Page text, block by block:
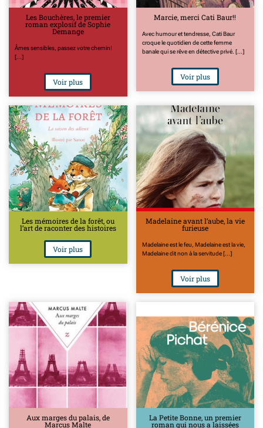
Les Bouchères, le premier
roman explosif de Sophie
Demange
Âmes sensibles, passez votre chemin!
[...]
Voir plus
Marcie, merci Cati Baur!!
Avec humour et tendresse, Cati Baur
croque le quotidien de cette femme
banale qui se rêve en détective privé. [...]
Voir plus
Les mémoires de la forêt, ou
l’art de raconter des histoires
Voir plus
Madelaine avant l’aube, la vie
furieuse
Madelaine est le feu, Madelaine est la vie,
Madelaine dit non à la servitude [...]
Voir plus
Aux marges du palais, de
Marcus Malte
La Petite Bonne, un premier
roman qui nous a laissées